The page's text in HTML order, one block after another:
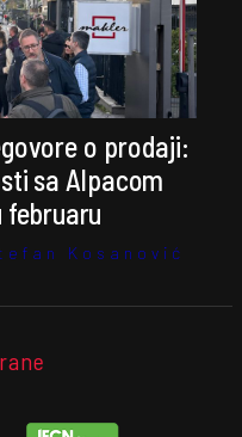
o prodaji:
sa Alpacom
februaru
Kosanović